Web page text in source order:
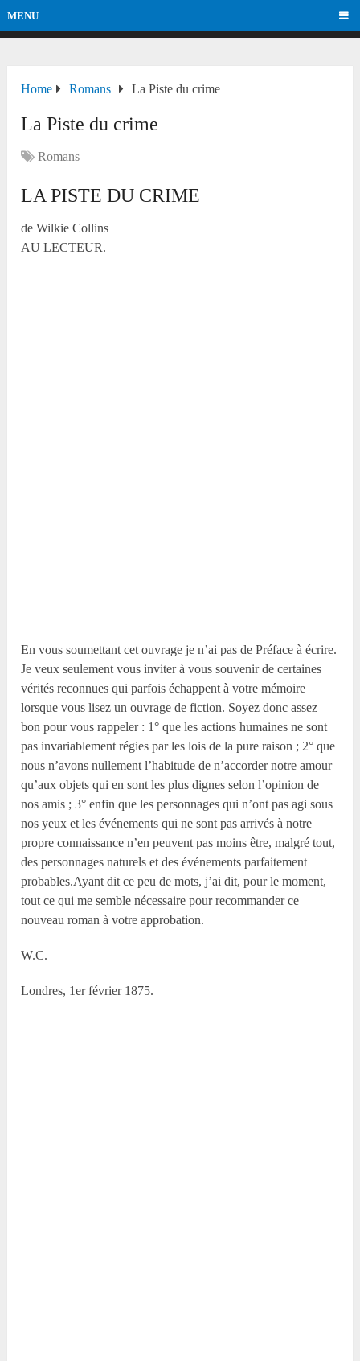
MENU
Home Romans La Piste du crime
La Piste du crime
Romans
LA PISTE DU CRIME
de Wilkie Collins
AU LECTEUR.
En vous soumettant cet ouvrage je n’ai pas de Préface à écrire.
Je veux seulement vous inviter à vous souvenir de certaines
vérités reconnues qui parfois échappent à votre mémoire
lorsque vous lisez un ouvrage de fiction. Soyez donc assez
bon pour vous rappeler : 1° que les actions humaines ne sont
pas invariablement régies par les lois de la pure raison ; 2° que
nous n’avons nullement l’habitude de n’accorder notre amour
qu’aux objets qui en sont les plus dignes selon l’opinion de
nos amis ; 3° enfin que les personnages qui n’ont pas agi sous
nos yeux et les événements qui ne sont pas arrivés à notre
propre connaissance n’en peuvent pas moins être, malgré tout,
des personnages naturels et des événements parfaitement
probables.Ayant dit ce peu de mots, j’ai dit, pour le moment,
tout ce qui me semble nécessaire pour recommander ce
nouveau roman à votre approbation.
W.C.
Londres, 1erfévrier 1875.